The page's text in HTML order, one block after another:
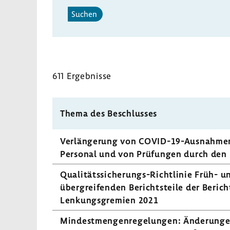
Suchen
611 Ergeb­nisse
Thema des Beschlusses
Verlän­ge­rung von COVID-​19-
Personal und von Prüfungen durch
Qualitätssicherungs-​Richtlinie Früh-
über­grei­fenden Berichts­teile der
Lenkungs­gre­mien 2021
Mindest­men­gen­re­ge­lungen: